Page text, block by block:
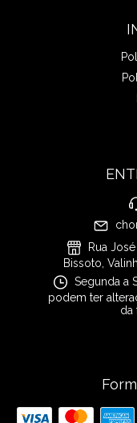
Rua
Bissoto,
Segunda a
podem ter
da